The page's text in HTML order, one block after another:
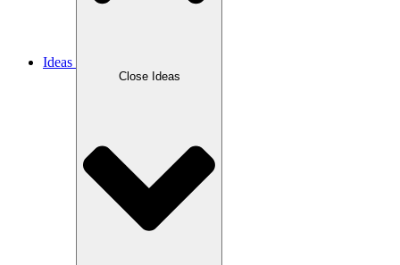
Ideas
Close Ideas